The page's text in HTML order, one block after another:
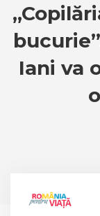
EVENIMENTE
SEARCH
Iani va